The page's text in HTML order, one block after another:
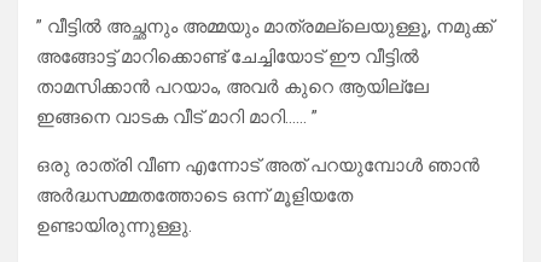
” വീട്ടിൽ അച്ഛനും അമ്മയും മാത്രമല്ലെയുള്ളൂ, നമുക്ക്
അങ്ങോട്ട് മാറിക്കൊണ്ട് ചേച്ചിയോട് ഈ വീട്ടിൽ
താമസിക്കാൻ പറയാം, അവർ കുറെ ആയില്ലേ
ഇങ്ങനെ വാടക വീട് മാറി മാറി…… ”
ഒരു രാത്രി വീണ എന്നോട് അത് പറയുമ്പോൾ ഞാൻ
അർദ്ധസമ്മതത്തോടെ ഒന്ന് മൂളിയതേ
ഉണ്ടായിരുന്നുള്ളു.